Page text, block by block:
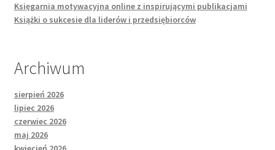
Księgarnia motywacyjna online z inspirującymi publikacjami
Książki o sukcesie dla liderów i przedsiębiorców
Archiwum
sierpień 2026
lipiec 2026
czerwiec 2026
maj 2026